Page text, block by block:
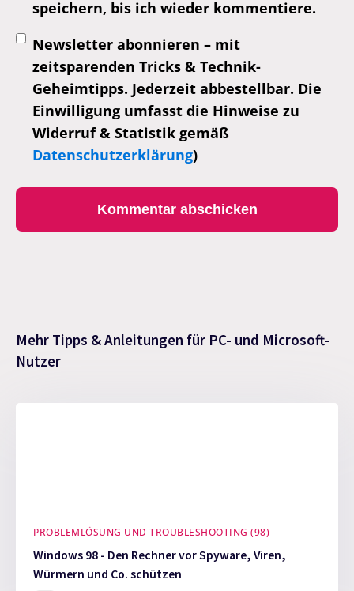
speichern, bis ich wieder kommentiere.
Newsletter abonnieren – mit
zeitsparenden Tricks & Technik-
Geheimtipps. Jederzeit abbestellbar. Die
Einwilligung umfasst die Hinweise zu
Widerruf & Statistik gemäß
Datenschutzerklärung)
Mehr Tipps & Anleitungen für PC- und Microsoft-
Nutzer
PROBLEMLÖSUNG UND TROUBLESHOOTING (98)
Windows 98 - Den Rechner vor Spyware, Viren,
Würmern und Co. schützen